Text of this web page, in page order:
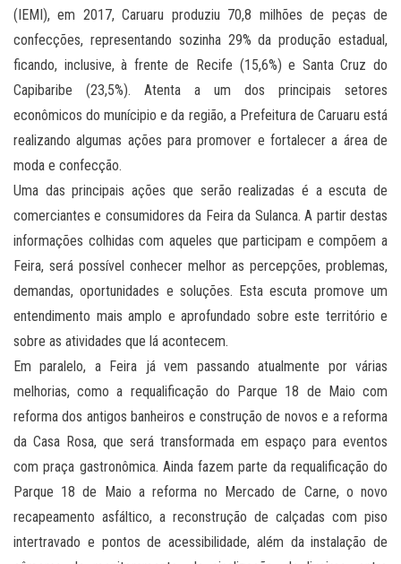
(IEMI), em 2017, Caruaru produziu 70,8 milhões de peças de
confecções, representando sozinha 29% da produção estadual,
ficando, inclusive, à frente de Recife (15,6%) e Santa Cruz do
Capibaribe (23,5%). Atenta a um dos principais setores
econômicos do munícipio e da região, a Prefeitura de Caruaru está
realizando algumas ações para promover e fortalecer a área de
moda e confecção.
Uma das principais ações que serão realizadas é a escuta de
comerciantes e consumidores da Feira da Sulanca. A partir destas
informações colhidas com aqueles que participam e compõem a
Feira, será possível conhecer melhor as percepções, problemas,
demandas, oportunidades e soluções. Esta escuta promove um
entendimento mais amplo e aprofundado sobre este território e
sobre as atividades que lá acontecem.
Em paralelo, a Feira já vem passando atualmente por várias
melhorias, como a requalificação do Parque 18 de Maio com
reforma dos antigos banheiros e construção de novos e a reforma
da Casa Rosa, que será transformada em espaço para eventos
com praça gastronômica. Ainda fazem parte da requalificação do
Parque 18 de Maio a reforma no Mercado de Carne, o novo
recapeamento asfáltico, a reconstrução de calçadas com piso
intertravado e pontos de acessibilidade, além da instalação de